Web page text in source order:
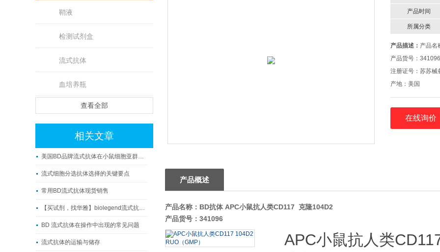
鞘液
检测试剂盒
流式抗体
血培养瓶
查看全部
相关文章
美国BD品牌流式抗体在小鼠细胞亚群研究中的应用与试剂选型指南
流式细胞分选抗体选择的关键要点
常用BD流式抗体现货销售
【买试剂，找华雅】biolegend流式抗体系列
BD 流式抗体在操作中出现的常见问题
流式抗体的运输与储存
产品时间
所属分类
产品描述： 产品名
产品货号：341096
注册证号：苏苏
产地：美国
效期：24个月
在线询价
产品概述
产品名称：BD抗体 APC小鼠抗人类CD117 克隆104D2
产品货号：341096
APC小鼠抗人类